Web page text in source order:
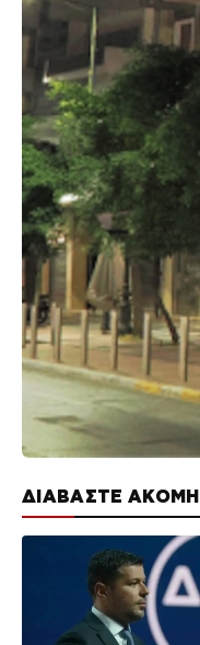
ΔΙΑΒΑΣΤΕ ΑΚΟΜΗ